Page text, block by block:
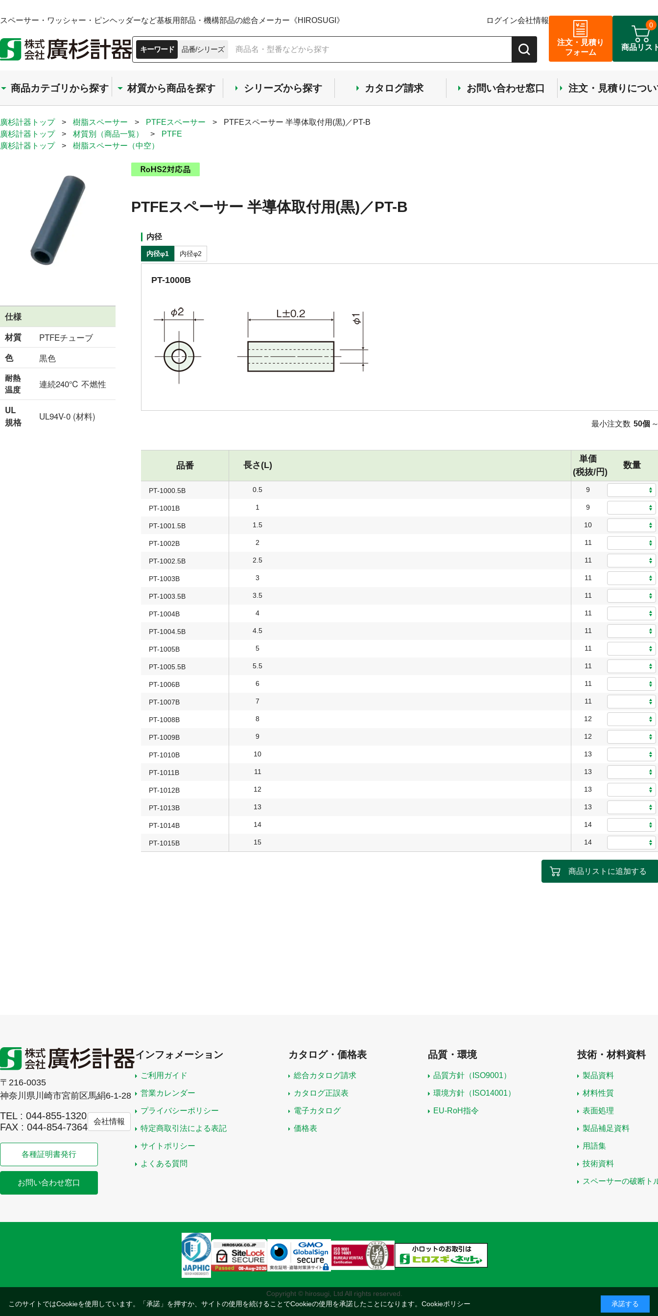
スペーサー・ワッシャー・ピンヘッダーなど基板用部品・機構部品の総合メーカー《HIROSUGI》 ログイン会社情報
キーワード 品番/シリーズ
注文・見積り
フォーム
商品リス
0
商品カテゴリから探す 材質から商品を探す シリーズから探す カタログ請求 お問い合わせ窓口 注文・見積りにつ
廣杉計器トップ > 樹脂スペーサー > PTFEスペーサー >
PTFEスペーサー 半導体取付用(黒)／PT-B
廣杉計器トップ
> 材質別（商品一覧） >
PTFE
廣杉計器トップ
> 樹脂スペーサー（中空）
仕様
材質
PTFEチューブ
色 黒色
耐熱
温度
連続240℃ 不燃性
UL
規格
UL94V-0 (材料)
PTFEスペーサー 半導体取付用(黒)／PT-B
内径
内径φ1 内径φ2
PT-1000B
最小注文数 50個
品番 長さ(L)
単価
(税抜/円)
数量
PT-1000.5B 0.5 9
PT-1001B 1 9
PT-1001.5B 1.5 10
PT-1002B 2 11
PT-1002.5B 2.5 11
PT-1003B 3 11
PT-1003.5B 3.5 11
PT-1004B 4 11
PT-1004.5B 4.5 11
PT-1005B 5 11
PT-1005.5B 5.5 11
PT-1006B 6 11
PT-1007B 7 11
PT-1008B 8 12
PT-1009B 9 12
PT-1010B 10 13
PT-1011B 11 13
PT-1012B 12 13
PT-1013B 13 13
PT-1014B 14 14
PT-1015B 15 14
商品リストに追加する
〒216-0035
神奈川県川崎市宮前区馬絹6-1-28
TEL : 044-855-1320
FAX : 044-854-7364
会社情報
各種証明書発行
お問い合わせ窓口
インフォメーション
ご利用ガイド
営業カレンダー
プライバシーポリシー
特定商取引法による表記
サイトポリシー
よくある質問
カタログ・価格表
総合カタログ請求
カタログ正誤表
電子カタログ
価格表
品質・環境
品質方針（ISO9001）
環境方針（ISO14001）
EU-RoH指令
技術・材料資料
製品資料
材料性質
表面処理
製品補足資料
用語集
技術資料
スペーサーの破断ト
Copyright © hirosugi, Ltd All rights reserved.
このサイトではCookieを使用しています。「承諾」を押すか、サイトの使用を続けることでCookieの使用を承諾したことになります。 Cookieポリシー 承諾する